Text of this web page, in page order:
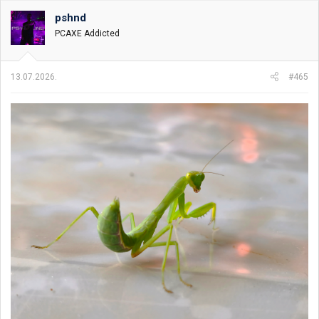
o
v
a
n
j
:
pshnd
PCAXE Addicted
13.07.2026. #465